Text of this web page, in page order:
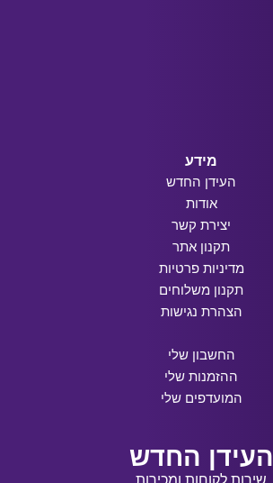
מידע
העידן החדש
אודות
יצירת קשר
תקנון אתר
מדיניות פרטיות
תקנון משלוחים
הצהרת נגישות
החשבון שלי
ההזמנות שלי
המועדפים שלי
העידן החדש
שירות לקוחות ומכירות